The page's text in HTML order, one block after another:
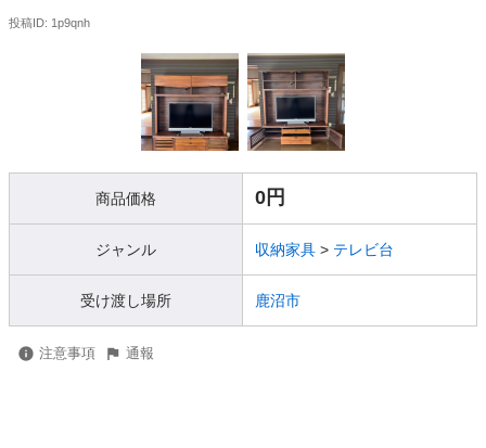
投稿ID: 1p9qnh
商品価格 0円
ジャンル 収納家具 > テレビ台
受け渡し場所 鹿沼市
注意事項 通報